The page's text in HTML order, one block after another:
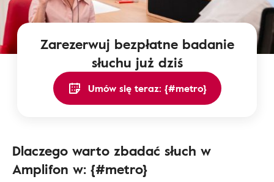
Zarezerwuj bezpłatne badanie
słuchu już dziś
Umów się teraz: {#metro}
Dlaczego warto zbadać słuch w
Amplifon w: {#metro}